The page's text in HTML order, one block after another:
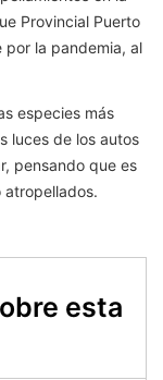
Provincial Puerto
por la pandemia, al
especies más
luces de los autos
pensando que es
atropellados.
esta